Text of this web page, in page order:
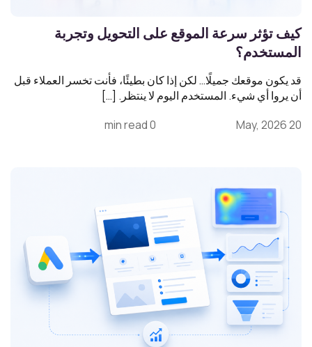
كيف تؤثر سرعة الموقع على التحويل وتجربة
المستخدم؟
قد يكون موقعك جميلًا… لكن إذا كان بطيئًا، فأنت تخسر العملاء قبل
أن يروا أي شيء. المستخدم اليوم لا ينتظر. […]
20 May, 2026
0 min read